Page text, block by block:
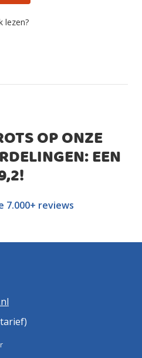
lezen?
OP ONZE
EEN
!
7.000+ reviews